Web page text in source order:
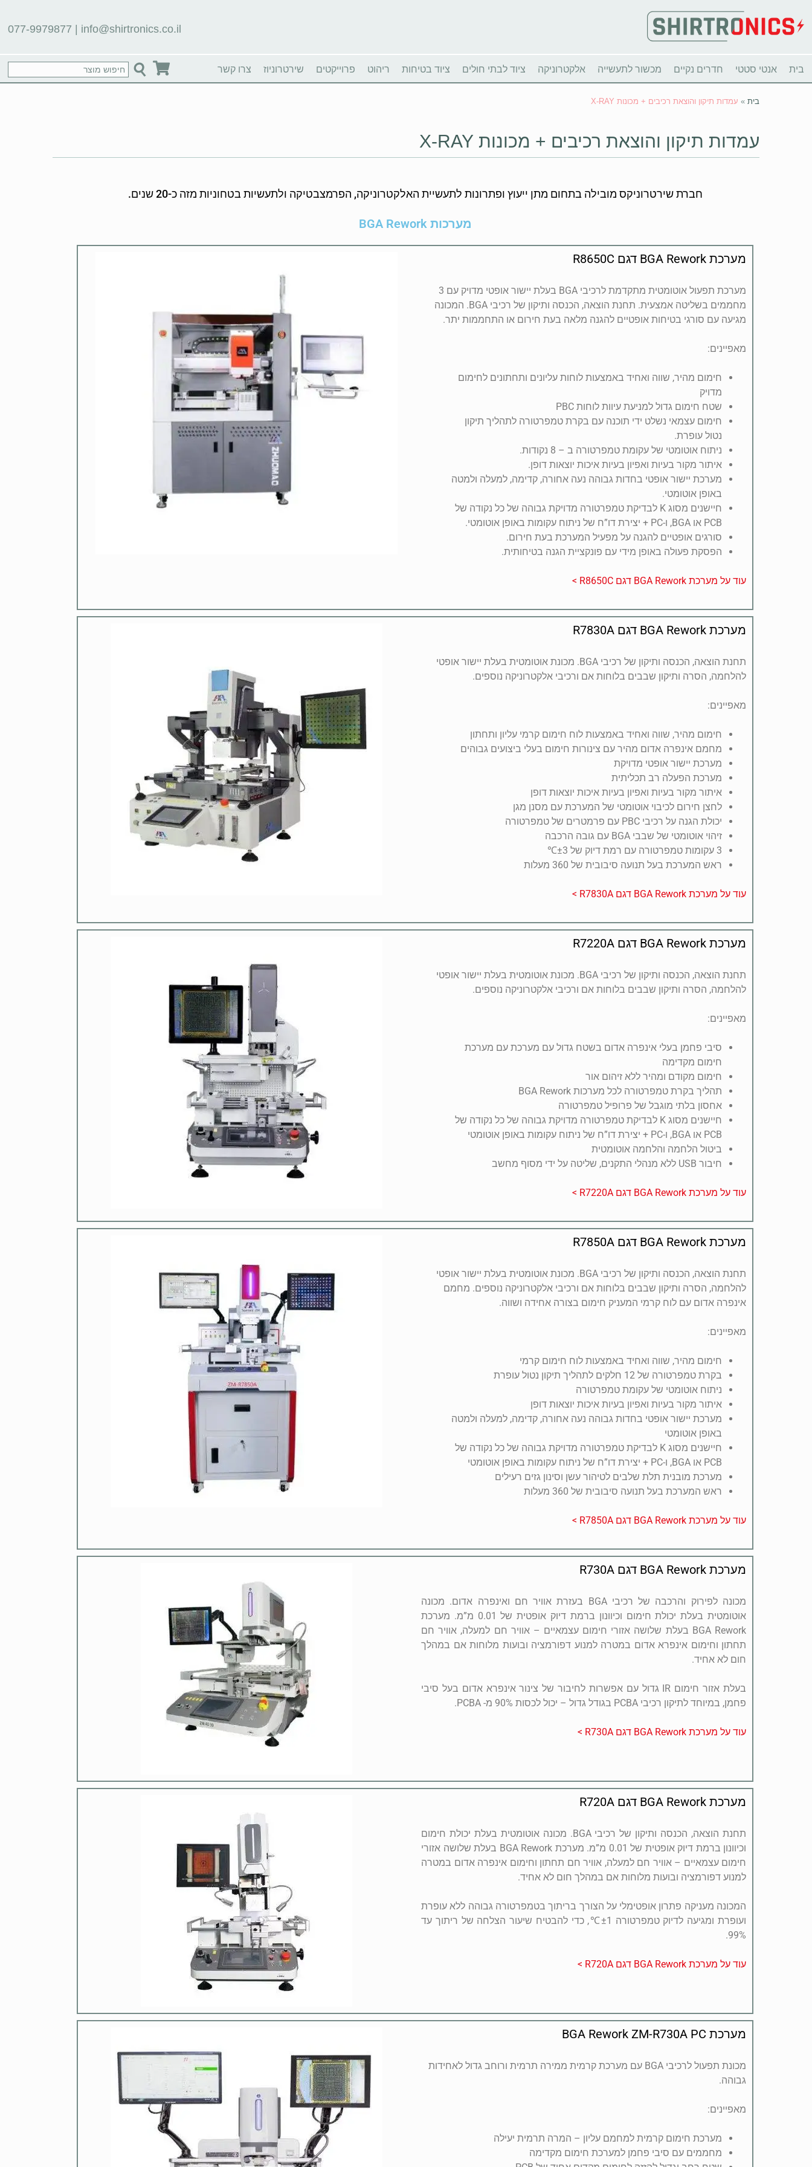
077-9979877 info@shirtronics.co.il
בית אנטי סטטי חדרים נקיים מכשור לתעשייה אלקטרוניקה ציוד לבתי חולים ציוד בטיחות ריהוט פרוייקטים שירטרוניוז צרו קשר
בית » עמדות תיקון והוצאת רכיבים + מכונות X-RAY
עמדות תיקון והוצאת רכיבים + מכונות X-RAY
חברת שירטרוניקס מובילה בתחום מתן ייעוץ ופתרונות לתעשיית האלקטרוניקה, הפרמצבטיקה ולתעשיות בטחוניות מזה כ-20 שנים.
מערכות BGA Rework
מערכת BGA Rework דגם R8650C
מערכת תפעול אוטומטית מתקדמת לרכיבי BGA בעלת יישור אופטי מדויק עם 3
מחממים בשליטה אמצעית. תחנת הוצאה, הכנסה ותיקון של רכיבי BGA. המכונה
מגיעה עם סורגי בטיחות אופטיים להגנה מלאה בעת חירום או התחממות יתר.
מאפיינים:
חימום מהיר, שווה ואחיד באמצעות לוחות עליונים ותחתונים לחימום
מדויק
שטח חימום גדול למניעת עיוות לוחות PBC
חימום עצמאי נשלט ידי תוכנה עם בקרת טמפרטורה לתהליך תיקון
נטול עופרת.
ניתוח אוטומטי של עקומת טמפרטורה ב – 8 נקודות.
איתור מקור בעיות ואפיון בעיות איכות יוצאות דופן.
מערכת יישור אופטי בחדות גבוהה נעה אחורה, קדימה, למעלה ולמטה
באופן אוטומטי.
חיישנים מסוג K לבדיקת טמפרטורה מדויקת גבוהה של כל נקודה של
PCB או BGA, ו-PC + יצירת דו”ח של ניתוח עקומות באופן אוטומטי.
סורגים אופטיים להגנה על מפעיל המערכת בעת חירום.
הפסקת פעולה באופן מידי עם פונקציית הגנה בטיחותית.
עוד על מערכת BGA Rework דגם R8650C >
מערכת BGA Rework דגם R7830A
תחנת הוצאה, הכנסה ותיקון של רכיבי BGA. מכונת אוטומטית בעלת יישור אופטי
להלחמה, הסרה ותיקון שבבים בלוחות אם ורכיבי אלקטרוניקה נוספים.
מאפיינים:
חימום מהיר, שווה ואחיד באמצעות לוח חימום קרמי עליון ותחתון
מחמם אינפרה אדום מהיר עם צינורות חימום בעלי ביצועים גבוהים
מערכת יישור אופטי מדויקת
מערכת הפעלה רב תכליתית
איתור מקור בעיות ואפיון בעיות איכות יוצאות דופן
לחצן חירום לכיבוי אוטומטי של המערכת עם מסנן מגן
יכולת הגנה על רכיבי PBC עם פרמטרים של טמפרטורה
זיהוי אוטומטי של שבבי BGA עם גובה הרכבה
3 עקומות טמפרטורה עם רמת דיוק של ±3℃
ראש המערכת בעל תנועה סיבובית של 360 מעלות
עוד על מערכת BGA Rework דגם R7830A >
מערכת BGA Rework דגם R7220A
תחנת הוצאה, הכנסה ותיקון של רכיבי BGA. מכונת אוטומטית בעלת יישור אופטי
להלחמה, הסרה ותיקון שבבים בלוחות אם ורכיבי אלקטרוניקה נוספים.
מאפיינים:
סיבי פחמן בעלי אינפרה אדום בשטח גדול עם מערכת עם מערכת
חימום מקדימה
חימום מקודם ומהיר ללא זיהום אור
תהליך בקרת טמפרטורה לכל מערכות BGA Rework
אחסון בלתי מוגבל של פרופיל טמפרטורה
חיישנים מסוג K לבדיקת טמפרטורה מדויקת גבוהה של כל נקודה של
PCB או BGA, ו-PC + יצירת דו”ח של ניתוח עקומות באופן אוטומטי
ביטול הלחמה והלחמה אוטומטית
חיבור USB ללא מנהלי התקנים, שליטה על ידי מסוף מחשב
עוד על מערכת BGA Rework דגם R7220A >
מערכת BGA Rework דגם R7850A
תחנת הוצאה, הכנסה ותיקון של רכיבי BGA. מכונת אוטומטית בעלת יישור אופטי
להלחמה, הסרה ותיקון שבבים בלוחות אם ורכיבי אלקטרוניקה נוספים. מחמם
אינפרה אדום עם לוח קרמי המעניק חימום בצורה אחידה ושווה.
מאפיינים:
חימום מהיר, שווה ואחיד באמצעות לוח חימום קרמי
בקרת טמפרטורה של 12 חלקים לתהליך תיקון נטול עופרת
ניתוח אוטומטי של עקומת טמפרטורה
איתור מקור בעיות ואפיון בעיות איכות יוצאות דופן
מערכת יישור אופטי בחדות גבוהה נעה אחורה, קדימה, למעלה ולמטה
באופן אוטומטי
חיישנים מסוג K לבדיקת טמפרטורה מדויקת גבוהה של כל נקודה של
PCB או BGA, ו-PC + יצירת דו”ח של ניתוח עקומות באופן אוטומטי
מערכת מובנית תלת שלבים לטיהור עשן וסינון גזים רעילים
ראש המערכת בעל תנועה סיבובית של 360 מעלות
עוד על מערכת BGA Rework דגם R7850A >
מערכת BGA Rework דגם R730A
מכונה לפירוק והרכבה של רכיבי BGA בעזרת אוויר חם ואינפרה אדום. מכונה
אוטומטית בעלת יכולת חימום וכיוונון ברמת דיוק אופטית של 0.01 מ”מ. מערכת
BGA Rework בעלת שלושה אזורי חימום עצמאיים – אוויר חם למעלה, אוויר חם
תחתון וחימום אינפרא אדום במטרה למנוע דפורמציה ובועות מלוחות אם במהלך
חום לא אחיד.
בעלת אזור חימום IR גדול עם אפשרות לחיבור של צינור אינפרא אדום בעל סיבי
פחמן, במיוחד לתיקון רכיבי PCBA בגודל גדול – יכול לכסות 90% מ- PCBA.
עוד על מערכת BGA Rework דגם R730A >
מערכת BGA Rework דגם R720A
תחנת הוצאה, הכנסה ותיקון של רכיבי BGA. מכונה אוטומטית בעלת יכולת חימום
וכיוונון ברמת דיוק אופטית של 0.01 מ”מ. מערכת BGA Rework בעלת שלושה אזורי
חימום עצמאיים – אוויר חם למעלה, אוויר חם תחתון וחימום אינפרה אדום במטרה
למנוע דפורמציה ובועות מלוחות אם במהלך חום לא אחיד.
המכונה מעניקה פתרון אופטימלי על הצורך בריתוך בטמפרטורה גבוהה ללא עופרת
ועופרת ומגיעה לדיוק טמפרטורה ±1℃, כדי להבטיח שיעור הצלחה של ריתוך עד
99%.
עוד על מערכת BGA Rework דגם R720A >
מערכת BGA Rework ZM-R730A PC
מכונת תפעול לרכיבי BGA עם מערכת קרמית ממירה תרמית ורוחב גדול לאחידות
גבוהה.
מאפיינים:
מערכת חימום קרמית למחמם עליון – המרה תרמית יעילה
מחממים עם סיבי פחמן למערכת חימום מקדימה